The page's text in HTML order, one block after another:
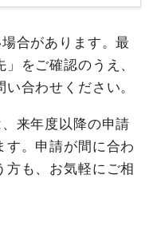
合があります。最
をご確認のうえ、
合わせください。
、来年度以降の申請
す。申請が間に合わ
方も、お気軽にご相